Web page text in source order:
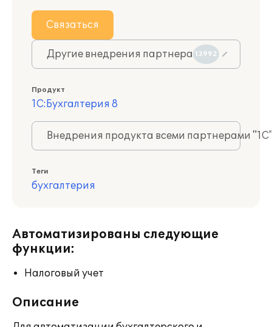
Связаться
Другие внедрения партнера 13992
Продукт
1С:Бухгалтерия 8
Внедрения продукта всеми партнерами
Теги
бухгалтерия
Автоматизированы следующие
функции:
Налоговый учет
Описание